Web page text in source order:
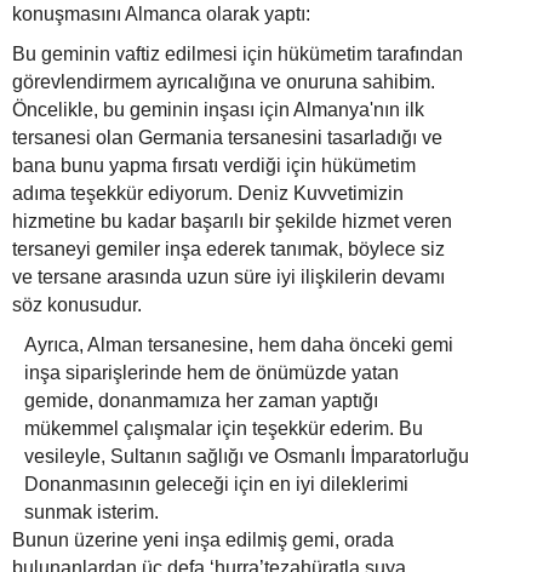
konuşmasını Almanca olarak yaptı:
Bu geminin vaftiz edilmesi için hükümetim tarafından
görevlendirmem ayrıcalığına ve onuruna sahibim.
Öncelikle, bu geminin inşası için Almanya'nın ilk
tersanesi olan Germania tersanesini tasarladığı ve
bana bunu yapma fırsatı verdiği için hükümetim
adıma teşekkür ediyorum. Deniz Kuvvetimizin
hizmetine bu kadar başarılı bir şekilde hizmet veren
tersaneyi gemiler inşa ederek tanımak, böylece siz
ve tersane arasında uzun süre iyi ilişkilerin devamı
söz konusudur.
Ayrıca, Alman tersanesine, hem daha önceki gemi
inşa siparişlerinde hem de önümüzde yatan
gemide, donanmamıza her zaman yaptığı
mükemmel çalışmalar için teşekkür ederim. Bu
vesileyle, Sultanın sağlığı ve Osmanlı İmparatorluğu
Donanmasının geleceği için en iyi dileklerimi
sunmak isterim.
Bunun üzerine yeni inşa edilmiş gemi, orada